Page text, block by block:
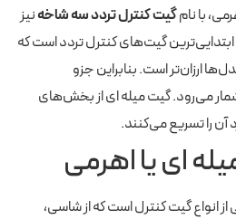
با نامگیت کنترل تردد سه شاخهنیز
گیت‌های کنترل تردد است که
ارزان‌تر است. بنابراین جزو
می‌رود. گیت میله ای از بخش‌های
را تسریع می‌کنند.
ای یا اهرمی
انواع گیت‌ کنترل است که از شاسی،